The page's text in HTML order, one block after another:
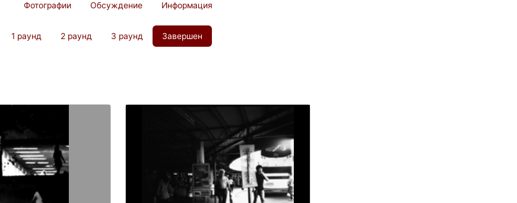
Фотографии Обсуждение Информация
1 раунд 2 раунд 3 раунд Завершен